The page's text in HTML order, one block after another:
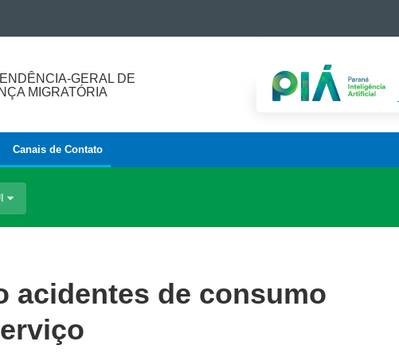
GERAL DE
MIGRATÓRIA
Canais de Contato
acidentes de consumo